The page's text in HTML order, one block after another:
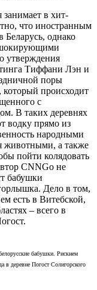
занимает в хит-
что иностранным
Беларусь, однако
шокирующими
утверждения
Тиффани Лэн и
поры
который происходит
с
В таких деревнях
водку прямо из
народными
животными, а также
пойти колядовать
CNNGo не
бабушки
Дело в том,
есть в Витебской,
– всего в
бабушки. Рискнем
в деревне Погост Солигорского